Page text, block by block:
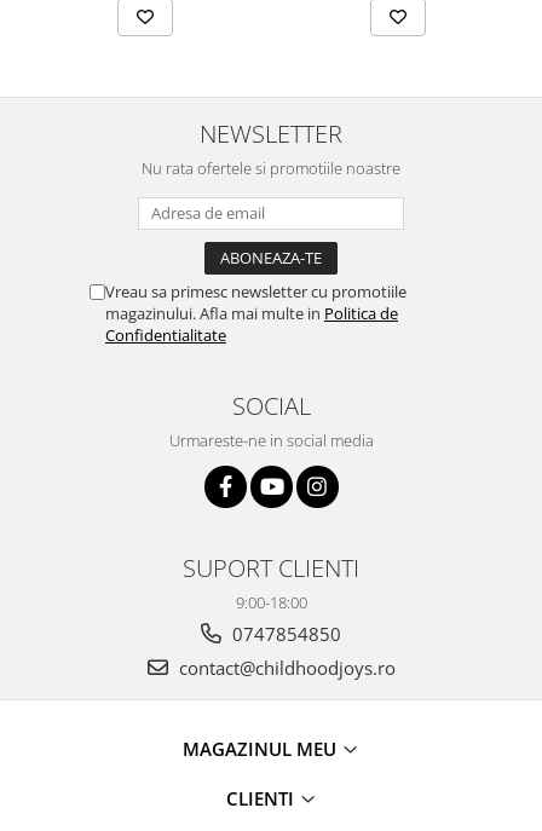
NEWSLETTER
Nu rata ofertele si promotiile noastre
Vreau sa primesc newsletter cu promotiile
magazinului. Afla mai multe in Politica de
Confidentialitate
SOCIAL
Urmareste-ne in social media
SUPORT CLIENTI
9:00-18:00
0747854850
contact@childhoodjoys.ro
MAGAZINUL MEU
CLIENTI